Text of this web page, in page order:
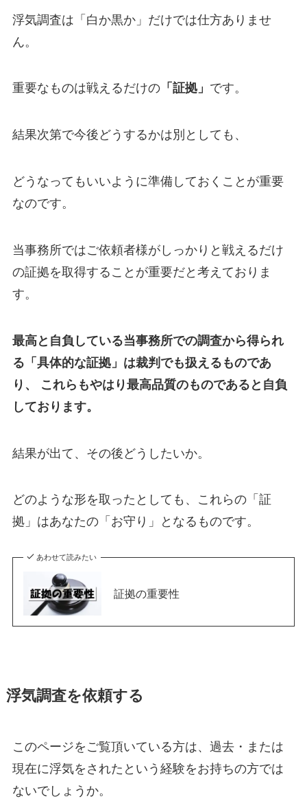
浮気調査は「白か黒か」だけでは仕方ありませ
ん。
重要なものは戦えるだけの「証拠」 です。
結果次第で今後どうするかは別としても、
どうなってもいいように準備しておくことが重要
なのです。
当事務所ではご依頼者様がしっかりと戦えるだけ
の証拠を取得することが重要だと考えておりま
す。
最高と自負している当事務所での調査から得られ
る「具体的な証拠」は裁判でも扱えるものであ
り、 これらもやはり最高品質のものであると自負
しております。
結果が出て、その後どうしたいか。
どのような形を取ったとしても、これらの「証
拠」はあなたの「お守り」となるものです。
あわせて読みたい
証拠の重要性
浮気調査を依頼する
このページをご覧頂いている方は、過去・または
現在に浮気をされたという経験をお持ちの方では
ないでしょうか。